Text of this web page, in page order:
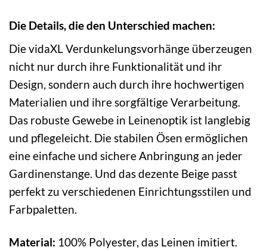
Die Details, die den Unterschied machen:
Die vidaXL Verdunkelungsvorhänge überzeugen
nicht nur durch ihre Funktionalität und ihr
Design, sondern auch durch ihre hochwertigen
Materialien und ihre sorgfältige Verarbeitung.
Das robuste Gewebe in Leinenoptik ist langlebig
und pflegeleicht. Die stabilen Ösen ermöglichen
eine einfache und sichere Anbringung an jeder
Gardinenstange. Und das dezente Beige passt
perfekt zu verschiedenen Einrichtungsstilen und
Farbpaletten.
Material: 100% Polyester, das Leinen imitiert.